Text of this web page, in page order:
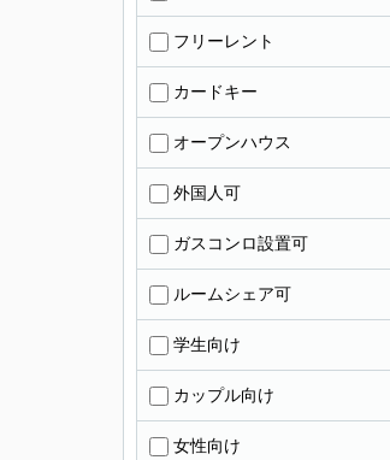
フリーレント
カードキー
オープンハウス
外国人可
ガスコンロ設置可
ルームシェア可
学生向け
カップル向け
女性向け